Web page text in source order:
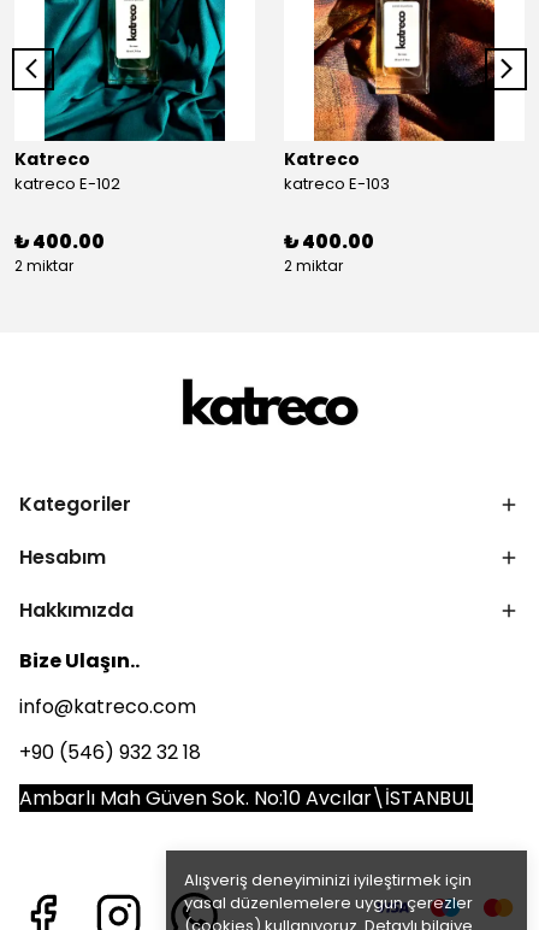
Alışveriş deneyiminizi iyileştirmek için
yasal düzenlemelere uygun çerezler
Katreco
katreco E-102
₺ 400.00
2 miktar
Katreco
katreco E-103
₺ 400.00
2 miktar
Kategoriler
Hesabım
Hakkımızda
Bize Ulaşın..
info@katreco.com
+90 (546) 932 32 18
Ambarlı Mah Güven Sok. No:10 Avcılar\İSTANBUL